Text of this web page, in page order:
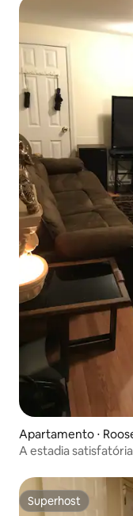
Apartamento ⋅
A estadia
Superhost
Superhost